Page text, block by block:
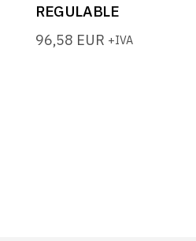
REGULABLE
96,58 EUR +IVA